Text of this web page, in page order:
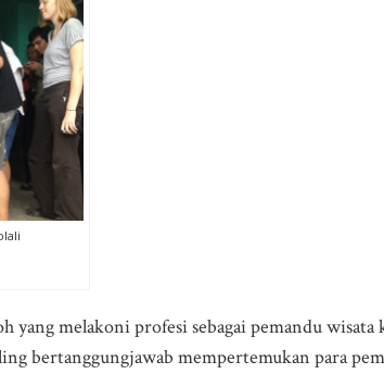
yang melakoni profesi sebagai pemandu
bertanggungjawab mempertemukan para